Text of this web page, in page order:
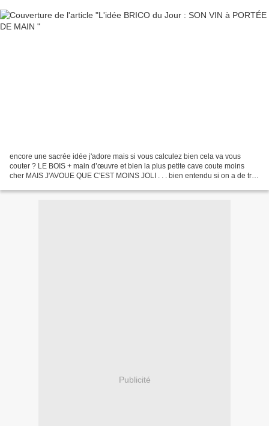
encore une sacrée idée j'adore mais si vous calculez bien cela va vous
couter ? LE BOIS + main d’œuvre et bien la plus petite cave coute moins
cher MAIS J'AVOUE QUE C'EST MOINS JOLI . . . bien entendu si on a de très
Publicité